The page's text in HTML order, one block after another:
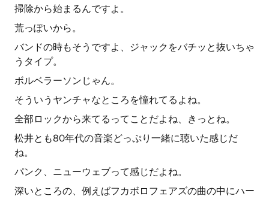
掃除から始まるんですよ。
荒っぽいから。
バンドの時もそうですよ、ジャックをバチッと抜いちゃ
うタイプ。
ボルベラーソンじゃん。
そういうヤンチャなところを憧れてるよね。
全部ロックから来てるってことだよね、きっとね。
松井とも80年代の音楽どっぷり一緒に聴いた感じだ
ね。
パンク、ニューウェブって感じだよね。
深いところの、例えばフカボロフェアズの曲の中にハー